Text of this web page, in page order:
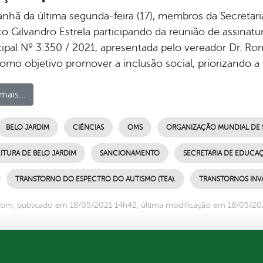
da última segunda-feira (17), membros da
Gilvandro Estrela participando da reunião de
Nº 3.350 / 2021, apresentada pelo vereador Dr.
objetivo promover a inclusão social, priorizando a
BELO JARDIM CIÊNCIAS OMS ORGANIZAÇÃO MUNDIAL DE
DE BELO JARDIM SANCIONAMENTO SECRETARIA DE
TRANSTORNO DO ESPECTRO DO AUTISMO (TEA). TRANSTORNOS
publicado em 18/05/2021 14h42, última modificação em 18/05/